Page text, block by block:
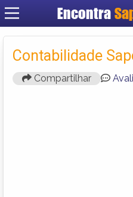
Encontra
Contabilidade
Compartilhar